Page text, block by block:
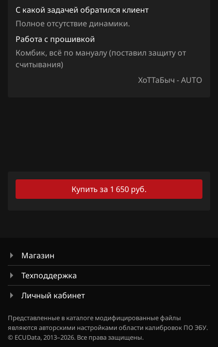
Jetour
Kaiyi
Kia
King Long
Maserati
Mazda
Mercedes-Benz
MG
Mini
С какой задачей обратился клиент
Полное отсутствие динамики.
Работа с прошивкой
Комбик, всё по мануалу (поставил защиту от
считывания)
ХоТТаБыч - AUTO
Купить за 1 650 руб.
Магазин
Техподдержка
Личный кабинет
Представленные в каталоге модифицированные файлы
являются авторскими настройками области калибровок ПО ЭБУ.
© ECUData, 2013–2026. Все права защищены.